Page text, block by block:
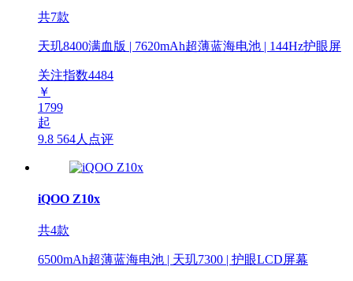
共7款
天玑8400满血版 | 7620mAh超薄蓝海电池 | 144Hz护眼屏
关注指数4484
￥
1799
起
9.8 564人点评
iQOO Z10x
共4款
6500mAh超薄蓝海电池 | 天玑7300 | 护眼LCD屏幕